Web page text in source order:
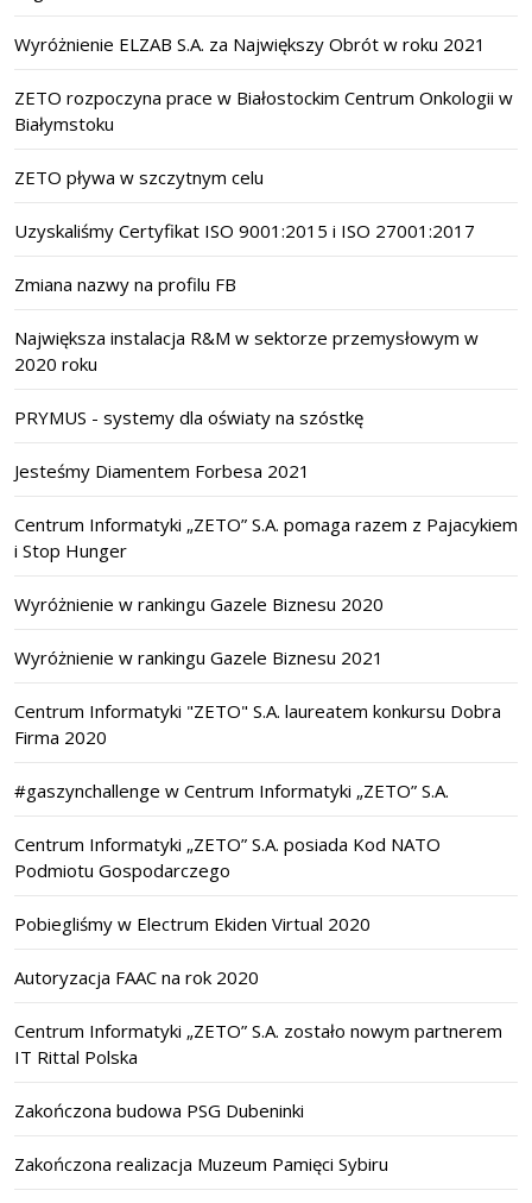
Wyróżnienie ELZAB S.A. za Największy Obrót w roku 2021
ZETO rozpoczyna prace w Białostockim Centrum Onkologii w
Białymstoku
ZETO pływa w szczytnym celu
Uzyskaliśmy Certyfikat ISO 9001:2015 i ISO 27001:2017
Zmiana nazwy na profilu FB
Największa instalacja R&M w sektorze przemysłowym w
2020 roku
PRYMUS - systemy dla oświaty na szóstkę
Jesteśmy Diamentem Forbesa 2021
Centrum Informatyki „ZETO” S.A. pomaga razem z Pajacykiem
i Stop Hunger
Wyróżnienie w rankingu Gazele Biznesu 2020
Wyróżnienie w rankingu Gazele Biznesu 2021
Centrum Informatyki "ZETO" S.A. laureatem konkursu Dobra
Firma 2020
#gaszynchallenge w Centrum Informatyki „ZETO” S.A.
Centrum Informatyki „ZETO” S.A. posiada Kod NATO
Podmiotu Gospodarczego
Pobiegliśmy w Electrum Ekiden Virtual 2020
Autoryzacja FAAC na rok 2020
Centrum Informatyki „ZETO” S.A. zostało nowym partnerem
IT Rittal Polska
Zakończona budowa PSG Dubeninki
Zakończona realizacja Muzeum Pamięci Sybiru